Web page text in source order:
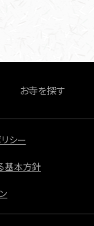
お寺を探す
シー
基本方針